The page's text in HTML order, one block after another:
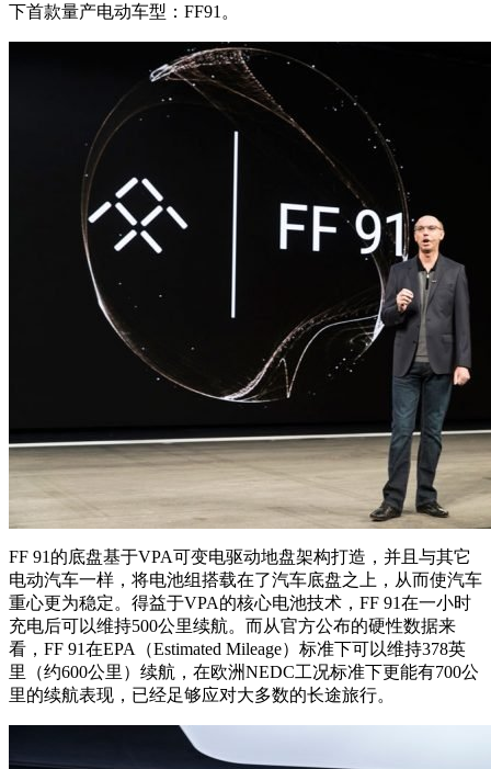
下首款量产电动车型：FF91。
FF 91的底盘基于VPA可变电驱动地盘架构打造，并且与其它
电动汽车一样，将电池组搭载在了汽车底盘之上，从而使汽车
重心更为稳定。得益于VPA的核心电池技术，FF 91在一小时
充电后可以维持500公里续航。而从官方公布的硬性数据来
看，FF 91在EPA（Estimated Mileage）标准下可以维持378英
里（约600公里）续航，在欧洲NEDC工况标准下更能有700公
里的续航表现，已经足够应对大多数的长途旅行。